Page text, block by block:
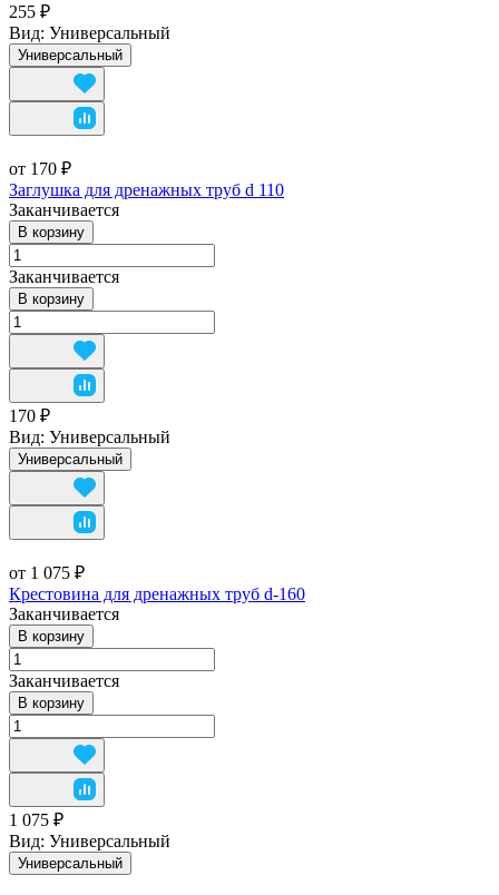
255 ₽
Вид: Универсальный
Универсальный
от 170 ₽
Заглушка для дренажных труб d 110
Заканчивается
В корзину
Заканчивается
В корзину
170 ₽
Вид: Универсальный
Универсальный
от 1 075 ₽
Крестовина для дренажных труб d-160
Заканчивается
В корзину
Заканчивается
В корзину
1 075 ₽
Вид: Универсальный
Универсальный